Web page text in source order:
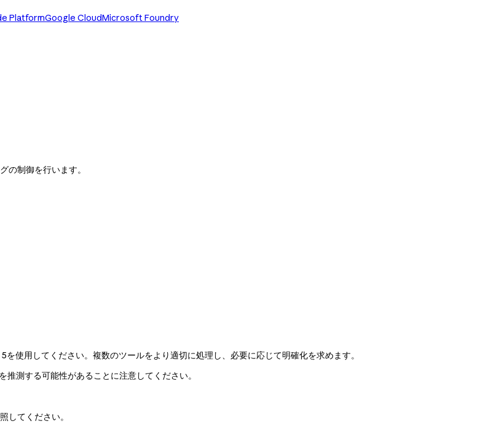
PlatformGoogle CloudMicrosoft Foundry
の制御を行います。
用してください。複数のツールをより適切に処理し、必要に応じて明確化を求めます。
測する可能性があることに注意してください。
してください。